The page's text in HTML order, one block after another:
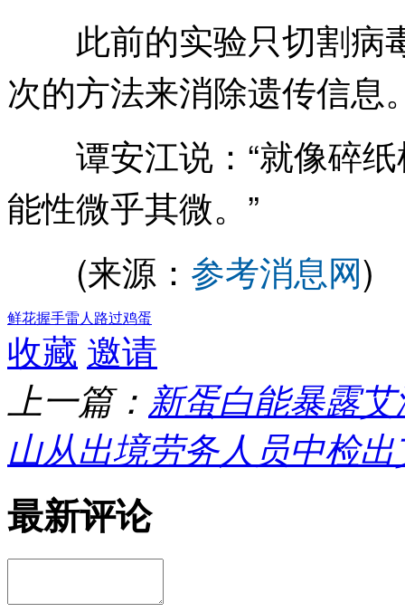
此前的实验只切割病
次的方法来消除遗传信息
谭安江说：“就像碎纸
能性微乎其微。”
(来源： 参考消息网)
鲜花握手雷人 路过鸡蛋
收藏 邀请
上一篇： 新蛋白能暴露
山从出境劳务人员中检
最新评论